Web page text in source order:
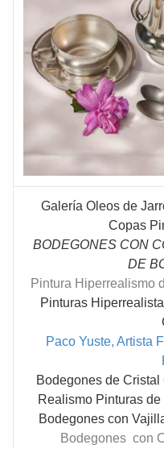
Galería Oleos de
Copas
BODEGONES CON
DE
Pintura Hiperrealismo
Pinturas
Paco Yuste, Artista
Bodegones de
Realismo Pinturas
Bodegones con
Bodegones con